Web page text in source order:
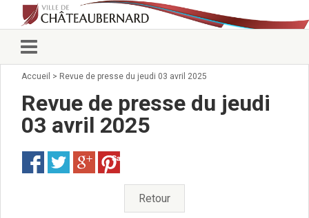
Vie municipale
Conseillers municipaux
Commissions 2026
Arrêtés du Maire
Services municipaux
Pour venir nous voir
Accueil > Revue de presse du jeudi 03 avril 2025
Revue de presse du jeudi
03 avril 2025
Save
Retour